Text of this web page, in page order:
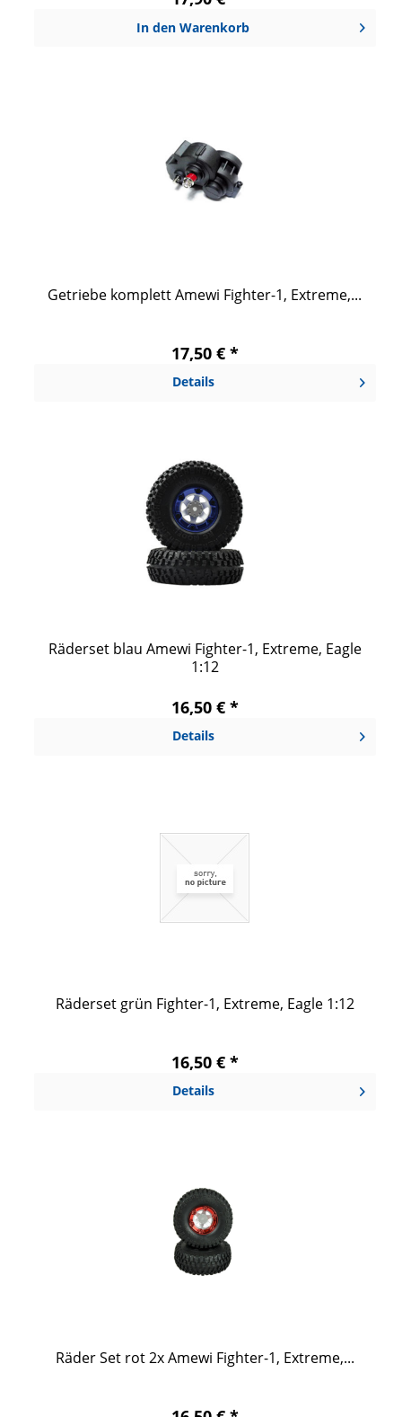
In den Warenkorb
Getriebe komplett Amewi Fighter-1, Extreme,...
17,50 € *
Details
Räderset blau Amewi Fighter-1, Extreme, Eagle
1:12
16,50 € *
Details
Räderset grün Fighter-1, Extreme, Eagle 1:12
16,50 € *
Details
Räder Set rot 2x Amewi Fighter-1, Extreme,...